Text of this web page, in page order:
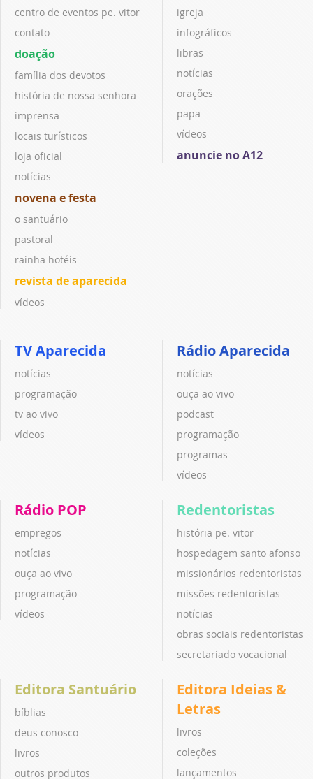
centro de eventos pe. vitor
contato
doação
família dos devotos
história de nossa senhora
imprensa
locais turísticos
loja oficial
notícias
novena e festa
o santuário
pastoral
rainha hotéis
revista de aparecida
vídeos
igreja
infográficos
libras
notícias
orações
papa
vídeos
anuncie no A12
TV Aparecida
notícias
programação
tv ao vivo
vídeos
Rádio Aparecida
notícias
ouça ao vivo
podcast
programação
programas
vídeos
Rádio POP
empregos
notícias
ouça ao vivo
programação
vídeos
Redentoristas
história pe. vitor
hospedagem santo afonso
missionários redentoristas
missões redentoristas
notícias
obras sociais redentoristas
secretariado vocacional
Editora Santuário
bíblias
deus conosco
livros
outros produtos
Editora Ideias &
Letras
livros
coleções
lançamentos